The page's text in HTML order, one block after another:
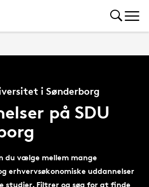
i Sønderborg
på SDU
du vælge mellem mange
erhvervsøkonomiske uddannelser
studier. Filtrer og søg for at finde